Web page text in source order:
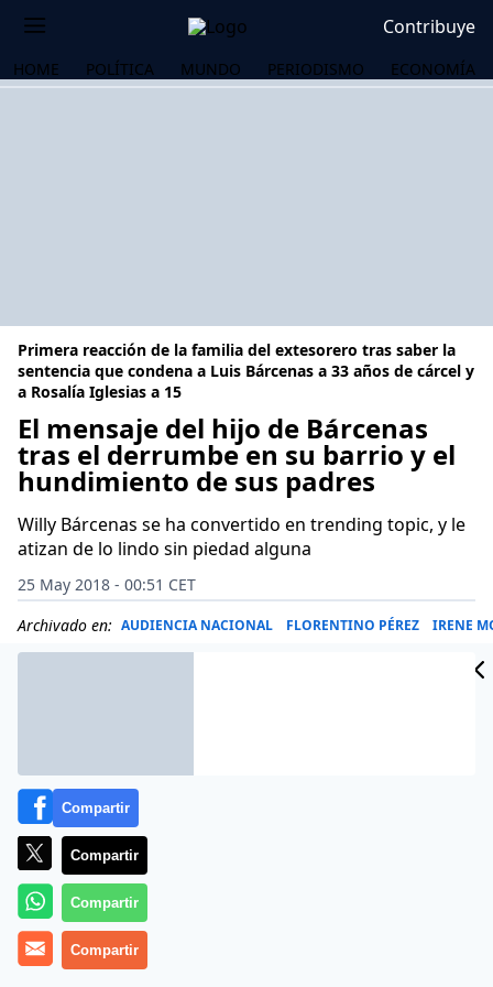
Contribuye
HOME POLÍTICA MUNDO PERIODISMO ECONOMÍA
Primera reacción de la familia del extesorero tras saber la
sentencia que condena a Luis Bárcenas a 33 años de cárcel y
a Rosalía Iglesias a 15
El mensaje del hijo de Bárcenas
tras el derrumbe en su barrio y el
hundimiento de sus padres
Willy Bárcenas se ha convertido en trending topic, y le
atizan de lo lindo sin piedad alguna
25 May 2018 - 00:51 CET
Archivado en: AUDIENCIA NACIONAL FLORENTINO PÉREZ IRENE
Se han enseñado con él en las redes sociales de una
Compartir
Compartir
Compartir
Compartir